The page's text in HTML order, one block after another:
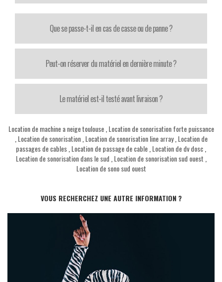
Que se passe-t-il en cas de casse ou de panne ?
Peut-on réserver du matériel en dernière minute ?
Le matériel est-il testé avant livraison ?
Location de machine a neige toulouse, Location de sonorisation forte puissance
Location de sonorisation Location de sonorisation line array, Location de
passages de cables Location de passage de cable Location de dv dosc
Location de sonorisation dans le sud Location de sonorisation sud ouest
Location de sono sud ouest
VOUS RECHERCHEZ UNE AUTRE INFORMATION ?